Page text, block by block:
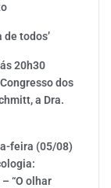
de todos’
20h30
dos
a Dra.
feira (05/08)
“O olhar